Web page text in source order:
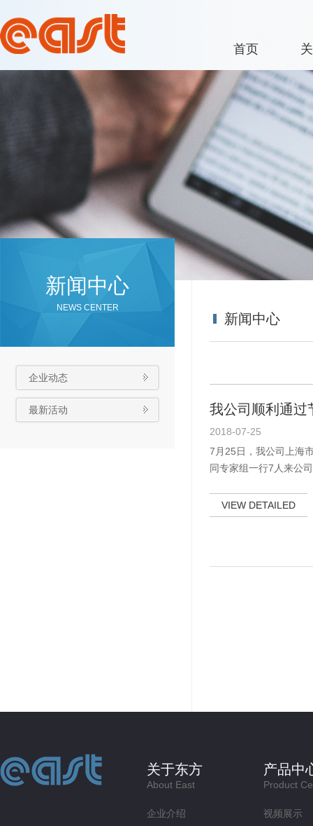
首页
新闻中心
NEWS CENTER
企业动态
最新活动
新闻中心
我公司顺利通过
2018-07-25
7月25日，我公司上海
同专家组一行7人来公
审核，验收组对我公
评价!最后专家组经过
VIEW DETAILED
关于东方
About East
企业介绍
产品中
Product
视频展示